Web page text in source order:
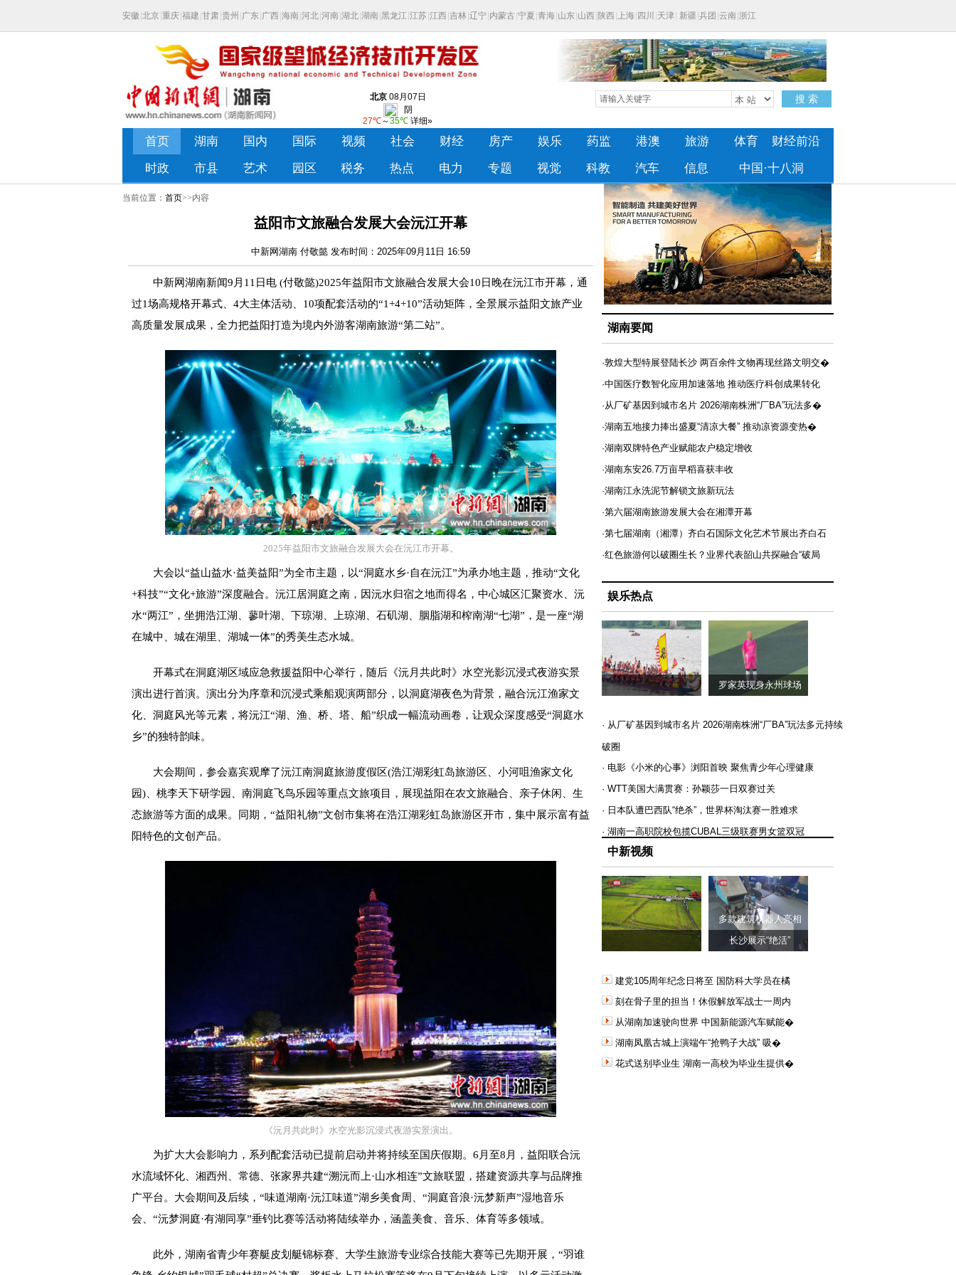
当前位置： 首页>>内容
益阳市文旅融合发展大会沅江开幕
中新网湖南 付敬懿 发布时间：2025年09月11日 16:59
中新网湖南新闻9月11日电 (付敬懿)2025年益阳市文旅融合发展大会10日晚在沅江市开幕，通
过1场高规格开幕式、4大主体活动、10项配套活动的“1+4+10”活动矩阵，全景展示益阳文旅产业
高质量发展成果，全力把益阳打造为境内外游客湖南旅游“第二站”。
2025年益阳市文旅融合发展大会在沅江市开幕。
大会以“益山益水·益美益阳”为全市主题，以“洞庭水乡·自在沅江”为承办地主题，推动“文化
+科技”“文化+旅游”深度融合。沅江居洞庭之南，因沅水归宿之地而得名，中心城区汇聚资水、沅
水“两江”，坐拥浩江湖、蓼叶湖、下琼湖、上琼湖、石矶湖、胭脂湖和榨南湖“七湖”，是一座“湖
在城中、城在湖里、湖城一体”的秀美生态水城。
开幕式在洞庭湖区域应急救援益阳中心举行，随后《沅月共此时》水空光影沉浸式夜游实景
演出进行首演。演出分为序章和沉浸式乘船观演两部分，以洞庭湖夜色为背景，融合沅江渔家文
化、洞庭风光等元素，将沅江“湖、渔、桥、塔、船”织成一幅流动画卷，让观众深度感受“洞庭水
乡”的独特韵味。
大会期间，参会嘉宾观摩了沅江南洞庭旅游度假区(浩江湖彩虹岛旅游区、小河咀渔家文化
园)、桃李天下研学园、南洞庭飞鸟乐园等重点文旅项目，展现益阳在农文旅融合、亲子休闲、生
态旅游等方面的成果。同期，“益阳礼物”文创市集将在浩江湖彩虹岛旅游区开市，集中展示富有益
阳特色的文创产品。
《沅月共此时》水空光影沉浸式夜游实景演出。
为扩大大会影响力，系列配套活动已提前启动并将持续至国庆假期。6月至8月，益阳联合沅
水流域怀化、湘西州、常德、张家界共建“溯沅而上·山水相连”文旅联盟，搭建资源共享与品牌推
广平台。大会期间及后续，“味道湖南·沅江味道”湖乡美食周、“洞庭音浪·沅梦新声”湿地音乐
会、“沅梦洞庭·有湖同享”垂钓比赛等活动将陆续举办，涵盖美食、音乐、体育等多领域。
此外，湖南省青少年赛艇皮划艇锦标赛、大学生旅游专业综合技能大赛等已先期开展，“羽谁
湖南要闻
·敦煌大型特展登陆长沙 两百余件文物再现丝路文明交�
·中国医疗数智化应用加速落地 推动医疗科创成果转化
·从厂矿基因到城市名片 2026湖南株洲“厂BA”玩法多�
·湖南五地接力捧出盛夏“清凉大餐” 推动凉资源变热�
·湖南双牌特色产业赋能农户稳定增收
·湖南东安26.7万亩早稻喜获丰收
·湖南江永洗泥节解锁文旅新玩法
·第六届湖南旅游发展大会在湘潭开幕
·第七届湖南（湘潭）齐白石国际文化艺术节展出齐白石
·红色旅游何以破圈生长？业界代表韶山共探融合“破局
娱乐热点
罗家英现身永州球场
· 从厂矿基因到城市名片 2026湖南株洲“厂BA”玩法多元持续
破圈
· 电影《小米的心事》浏阳首映 聚焦青少年心理健康
· WTT美国大满贯赛：孙颖莎一日双赛过关
· 日本队遭巴西队“绝杀”，世界杯淘汰赛一胜难求
· 湖南一高职院校包揽CUBAL三级联赛男女篮双冠
中新视频
多款建筑机器人亮相
长沙展示“绝活”
建党105周年纪念日将至 国防科大学员在橘
刻在骨子里的担当！休假解放军战士一周内
从湖南加速驶向世界 中国新能源汽车赋能�
湖南凤凰古城上演端午“抢鸭子大战” 吸�
花式送别毕业生 湖南一高校为毕业生提供�